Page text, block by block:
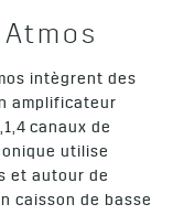
intègrent des
amplificateur
canaux de
utilise
et autour de
caisson de basse